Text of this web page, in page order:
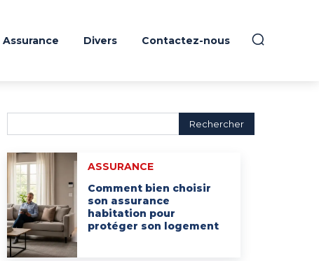
Assurance Divers Contactez-nous
Rechercher
ASSURANCE
Comment bien choisir
son assurance
habitation pour
protéger son logement